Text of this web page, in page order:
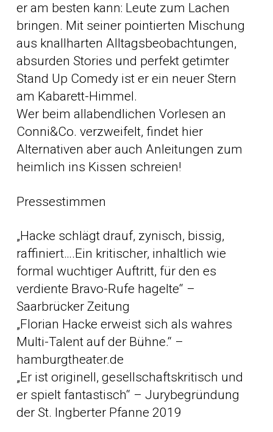
er am besten kann: Leute zum Lachen
bringen. Mit seiner pointierten Mischung
aus knallharten Alltagsbeobachtungen,
absurden Stories und perfekt getimter
Stand Up Comedy ist er ein neuer Stern
am Kabarett-Himmel.
Wer beim allabendlichen Vorlesen an
Conni&Co. verzweifelt, findet hier
Alternativen aber auch Anleitungen zum
heimlich ins Kissen schreien!
Pressestimmen
„Hacke schlägt drauf, zynisch, bissig,
raffiniert….Ein kritischer, inhaltlich wie
formal wuchtiger Auftritt, für den es
verdiente Bravo-Rufe hagelte“ –
Saarbrücker Zeitung
„Florian Hacke erweist sich als wahres
Multi-Talent auf der Bühne.“ –
hamburgtheater.de
„Er ist originell, gesellschaftskritisch und
er spielt fantastisch“ – Jurybegründung
der St. Ingberter Pfanne 2019